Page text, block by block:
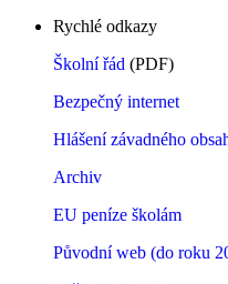
Rychlé odkazy
Školní řád (PDF)
Bezpečný internet
Hlášení závadného
Archiv
EU peníze školám
Původní web (do roku